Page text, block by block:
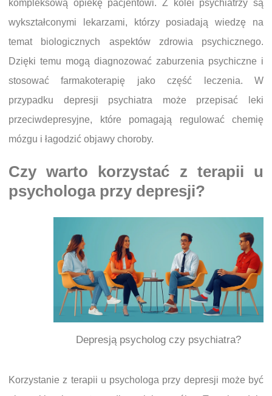
kompleksową opiekę pacjentowi. Z kolei psychiatrzy są
wykształconymi lekarzami, którzy posiadają wiedzę na
temat biologicznych aspektów zdrowia psychicznego.
Dzięki temu mogą diagnozować zaburzenia psychiczne i
stosować farmakoterapię jako część leczenia. W
przypadku depresji psychiatra może przepisać leki
przeciwdepresyjne, które pomagają regulować chemię
mózgu i łagodzić objawy choroby.
Czy warto korzystać z terapii u
psychologa przy depresji?
Depresją psycholog czy psychiatra?
Korzystanie z terapii u psychologa przy depresji może być